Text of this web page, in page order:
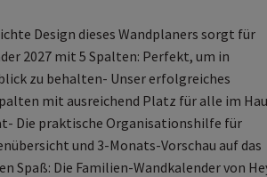
Design dieses Wandplaners sorgt für
2027 mit 5 Spalten: Perfekt, um in
zu behalten- Unser erfolgreiches
mit ausreichend Platz für alle im
Die praktische Organisationshilfe für
und 3-Monats-Vorschau auf das
Spaß: Die Familien-Wandkalender von